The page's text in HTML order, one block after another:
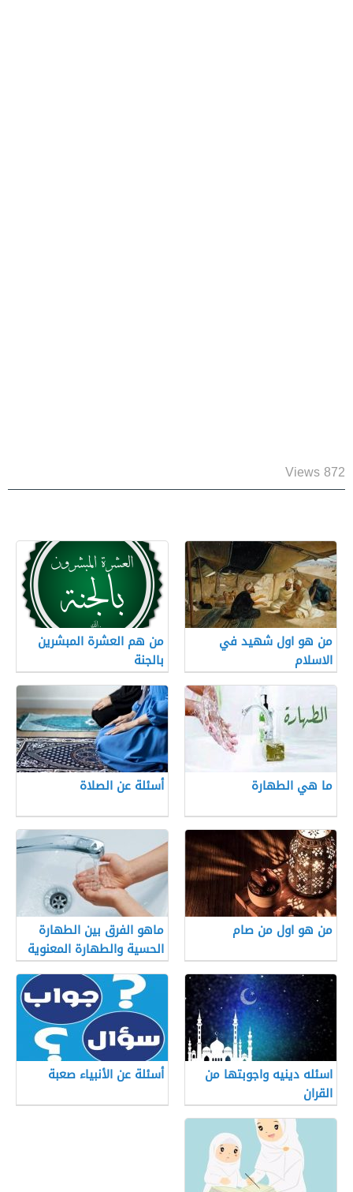
872 Views
من هو اول شهيد في
الاسلام
من هم العشرة المبشرين
بالجنة
ما هي الطهارة أسئلة عن الصلاة
من هو اول من صام
ماهو الفرق بين الطهارة
الحسية والطهارة المعنوية
اسئله دينيه واجوبتها من
القران
أسئلة عن الأنبياء صعبة